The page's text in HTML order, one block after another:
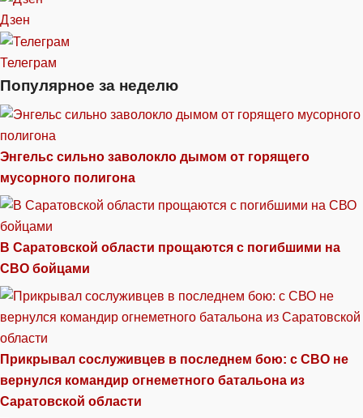
Дзен
Телеграм
Популярное за неделю
Энгельс сильно заволокло дымом от горящего
мусорного полигона
В Саратовской области прощаются с погибшими на
СВО бойцами
Прикрывал сослуживцев в последнем бою: с СВО не
вернулся командир огнеметного батальона из
Саратовской области